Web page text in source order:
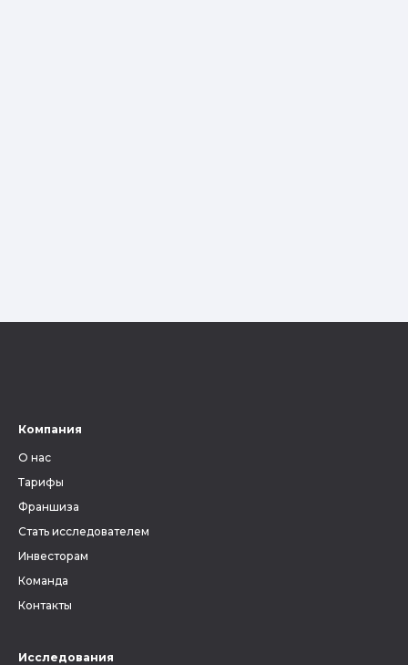
Компания
О нас
Тарифы
Франшиза
Стать исследователем
Инвесторам
Команда
Контакты
Исследования